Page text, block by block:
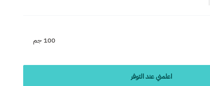
100 جم
اعلمني عند التوفر